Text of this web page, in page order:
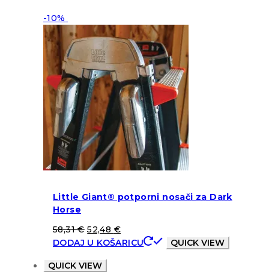
-10%
Little Giant® potporni nosači za Dark
Horse
58,31€ 52,48 €
DODAJ U KOŠARICU
QUICK VIEW
QUICK VIEW